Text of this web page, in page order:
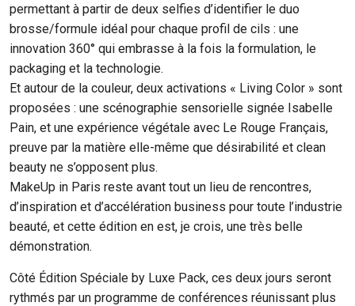
permettant à partir de deux selfies d’identifier le duo
brosse/formule idéal pour chaque profil de cils : une
innovation 360° qui embrasse à la fois la formulation, le
packaging et la technologie.
Et autour de la couleur, deux activations « Living Color » sont
proposées : une scénographie sensorielle signée Isabelle
Pain, et une expérience végétale avec Le Rouge Français,
preuve par la matière elle-même que désirabilité et clean
beauty ne s’opposent plus.
MakeUp in Paris reste avant tout un lieu de rencontres,
d’inspiration et d’accélération business pour toute l’industrie
beauté, et cette édition en est, je crois, une très belle
démonstration.
Côté Édition Spéciale by Luxe Pack, ces deux jours seront
rythmés par un programme de conférences réunissant plus